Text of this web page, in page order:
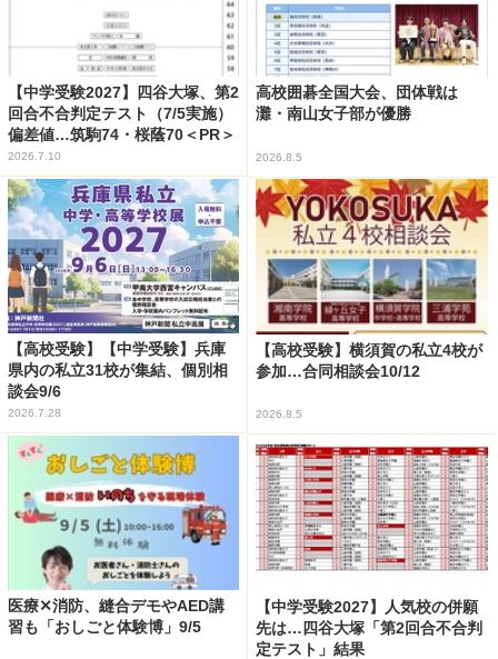
【中学受験2027】四谷大塚、第2
回合不合判定テスト（7/5実施）
偏差値…筑駒74・桜蔭70＜PR＞
2026.7.10
高校囲碁全国大会、団体戦は
灘・南山女子部が優勝
2026.8.5
【高校受験】【中学受験】兵庫
県内の私立31校が集結、個別相
談会9/6
2026.7.28
【高校受験】横須賀の私立4校が
参加…合同相談会10/12
2026.8.5
医療✕消防、縫合デモやAED講
習も「おしごと体験博」9/5
【中学受験2027】人気校の併願
先は…四谷大塚「第2回合不合判
定テスト」結果